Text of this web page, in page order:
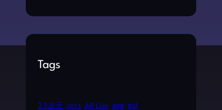
Tags
2.5次元 2011 AR Live avg gal